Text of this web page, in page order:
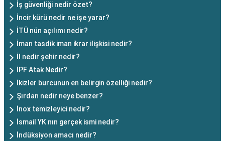
İş güvenliği nedir özet?
İncir kürü nedir ne işe yarar?
İTÜ nün açılımı nedir?
İman tasdik iman ikrar ilişkisi nedir?
İl nedir şehir nedir?
İPF Atak Nedir?
İkizler burcunun en belirgin özelliği nedir?
Şırdan nedir neye benzer?
İnox temizleyici nedir?
İsmail YK nın gerçek ismi nedir?
İndüksiyon amacı nedir?